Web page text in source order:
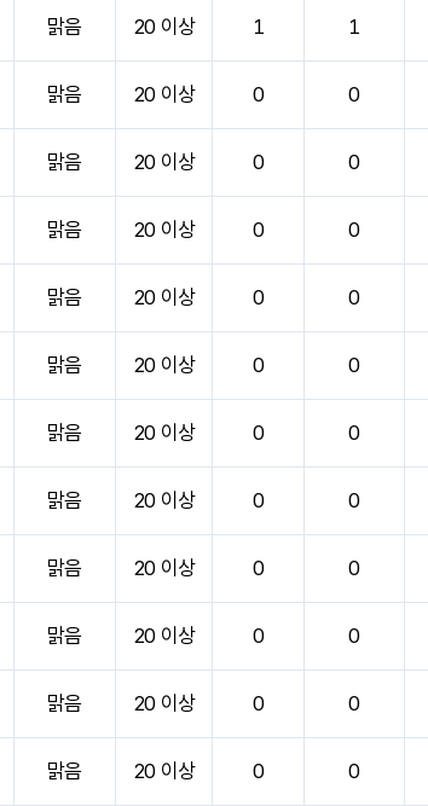
맑음 20 이상 1 1
맑음 20 이상 0 0
맑음 20 이상 0 0
맑음 20 이상 0 0
맑음 20 이상 0 0
맑음 20 이상 0 0
맑음 20 이상 0 0
맑음 20 이상 0 0
맑음 20 이상 0 0
맑음 20 이상 0 0
맑음 20 이상 0 0
맑음 20 이상 0 0